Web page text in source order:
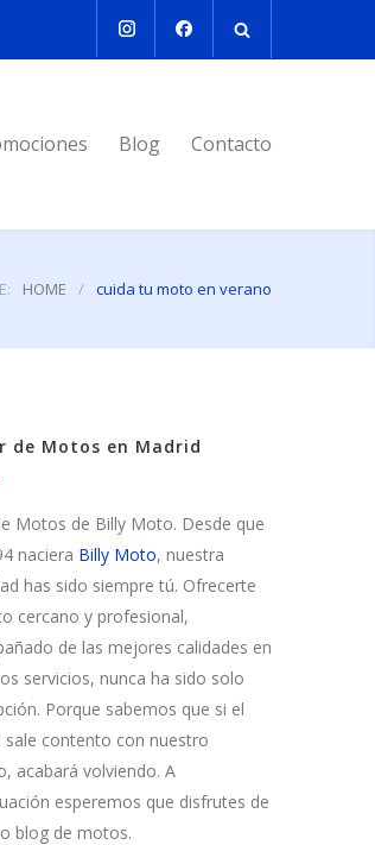
Blog Contacto
HOME / cuida tu moto en verano
de Motos en Madrid
Motos de Billy Moto. Desde que
naciera Billy Moto, nuestra
has sido siempre tú. Ofrecerte
cercano y profesional,
de las mejores calidades en
servicios, nunca ha sido solo
Porque sabemos que si el
sale contento con nuestro
acabará volviendo. A
esperemos que disfrutes de
blog de motos.